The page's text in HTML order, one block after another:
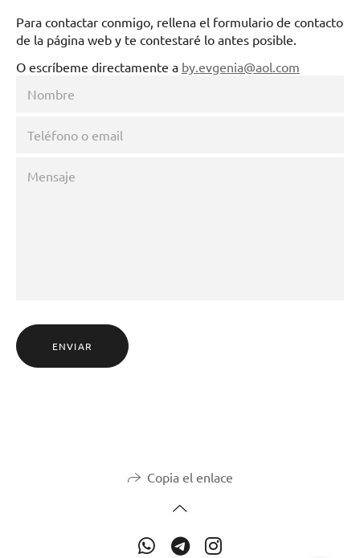
Para contactar conmigo, rellena el formulario de contacto
de la página web y te contestaré lo antes posible.
O escríbeme directamente a by.evgenia@aol.com
ENVIAR
Copia el enlace